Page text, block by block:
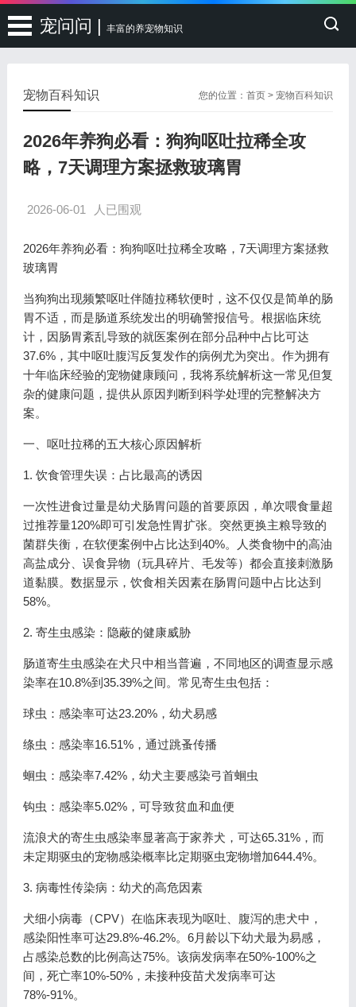
宠问问 | 丰富的养宠物知识
您的位置：首页 >宠物百科知识
宠物百科知识
2026年养狗必看：狗狗呕吐拉稀全攻
略，7天调理方案拯救玻璃胃
2026-06-01 人已围观
2026年养狗必看：狗狗呕吐拉稀全攻略，7天调理方案拯救
玻璃胃
当狗狗出现频繁呕吐伴随拉稀软便时，这不仅仅是简单的肠
胃不适，而是肠道系统发出的明确警报信号。根据临床统
计，因肠胃紊乱导致的就医案例在部分品种中占比可达
37.6%，其中呕吐腹泻反复发作的病例尤为突出。作为拥有
十年临床经验的宠物健康顾问，我将系统解析这一常见但复
杂的健康问题，提供从原因判断到科学处理的完整解决方
案。
一、呕吐拉稀的五大核心原因解析
1. 饮食管理失误：占比最高的诱因
一次性进食过量是幼犬肠胃问题的首要原因，单次喂食量超
过推荐量120%即可引发急性胃扩张。突然更换主粮导致的
菌群失衡，在软便案例中占比达到40%。人类食物中的高油
高盐成分、误食异物（玩具碎片、毛发等）都会直接刺激肠
道黏膜。数据显示，饮食相关因素在肠胃问题中占比达到
58%。
2. 寄生虫感染：隐蔽的健康威胁
肠道寄生虫感染在犬只中相当普遍，不同地区的调查显示感
染率在10.8%到35.39%之间。常见寄生虫包括：
球虫：感染率可达23.20%，幼犬易感
绦虫：感染率16.51%，通过跳蚤传播
蛔虫：感染率7.42%，幼犬主要感染弓首蛔虫
钩虫：感染率5.02%，可导致贫血和血便
流浪犬的寄生虫感染率显著高于家养犬，可达65.31%，而
未定期驱虫的宠物感染概率比定期驱虫宠物增加644.4%。
3. 病毒性传染病：幼犬的高危因素
犬细小病毒（CPV）在临床表现为呕吐、腹泻的患犬中，
感染阳性率可达29.8%-46.2%。6月龄以下幼犬最为易感，
占感染总数的比例高达75%。该病发病率在50%-100%之
间，死亡率10%-50%，未接种疫苗犬发病率可达
78%-91%。